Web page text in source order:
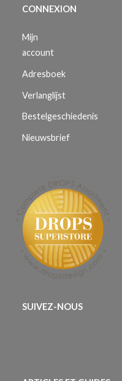
CONNEXION
Mijn
account
Adresboek
Verlanglijst
Bestelgeschiedenis
Nieuwsbrief
SUIVEZ-NOUS